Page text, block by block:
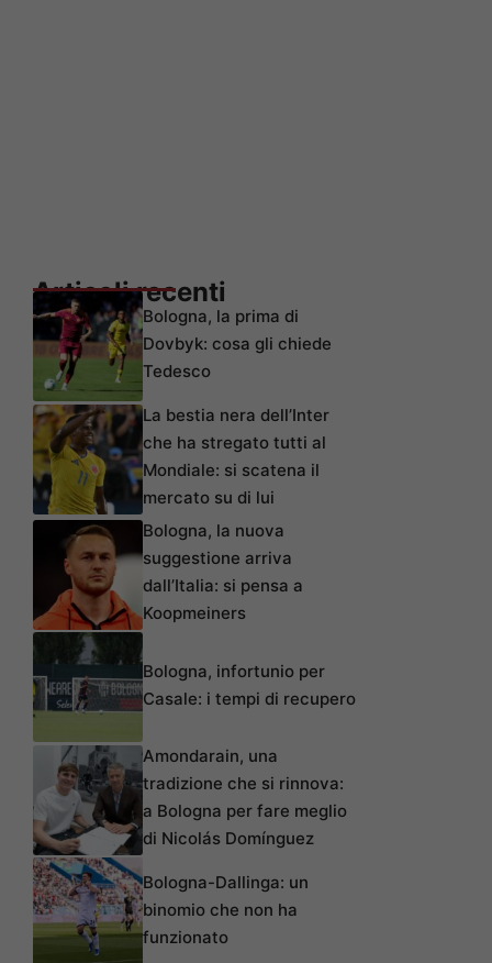
Articoli recenti
Bologna, la prima di
Dovbyk: cosa gli chiede
Tedesco
La bestia nera dell’Inter
che ha stregato tutti al
Mondiale: si scatena il
mercato su di lui
Bologna, la nuova
suggestione arriva
dall’Italia: si pensa a
Koopmeiners
Bologna, infortunio per
Casale: i tempi di recupero
Amondarain, una
tradizione che si rinnova:
a Bologna per fare meglio
di Nicolás Domínguez
Bologna-Dallinga: un
binomio che non ha
funzionato